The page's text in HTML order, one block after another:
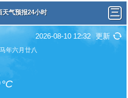
天气预报24小时
2026-08-10 12:32 更新
年六月廿八
°C